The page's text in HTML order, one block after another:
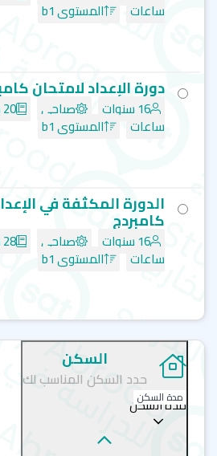
ساعات المستوى b1
دورة الإعداد لامتحان
16 سنوات صباحي 20 دروس
ساعات المستوى b1
الدورة المكثفة في
كامبردج
16 سنوات صباحي 28 دروس
ساعات المستوى b1
السكن
حدد السكن المناسب لك
مدة السكن
مدة السكن